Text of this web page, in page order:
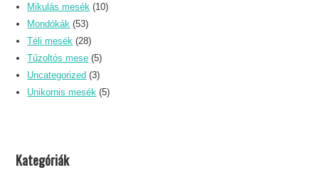
Mikulás mesék (10)
Mondókák (53)
Téli mesék (28)
Tűzoltós mese (5)
Uncategorized (3)
Unikornis mesék (5)
Kategóriák